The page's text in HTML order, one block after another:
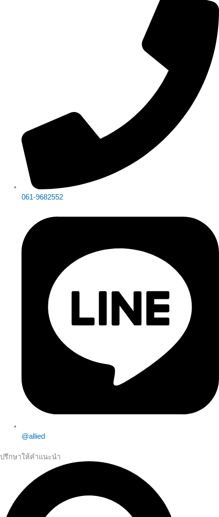
061-9682552
@allied
ปรึกษาให้คำแนะนำ